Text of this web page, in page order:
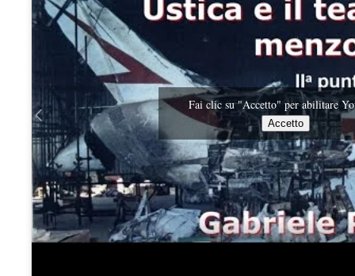
Fai clic su "Accetto" per abilitare
Accetto